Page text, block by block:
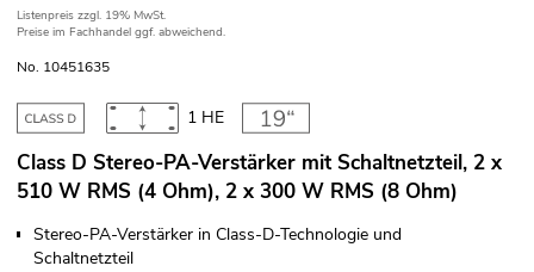
Listenpreis zzgl. 19% MwSt.
Preise im Fachhandel ggf. abweichend.
No. 10451635
1 HE
Class D Stereo-PA-Verstärker mit Schaltnetzteil, 2 x
510 W RMS (4 Ohm), 2 x 300 W RMS (8 Ohm)
Stereo-PA-Verstärker in Class-D-Technologie und
Schaltnetzteil